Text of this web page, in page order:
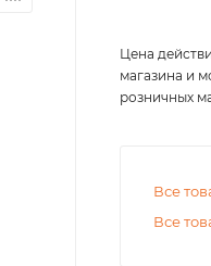
Цена
магазина и
розничных
Все
Все